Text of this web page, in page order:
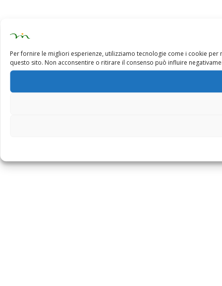
Per fornire le migliori esperienze, utilizziamo tecnologie come i cookie
questo sito. Non acconsentire o ritirare il consenso può influire